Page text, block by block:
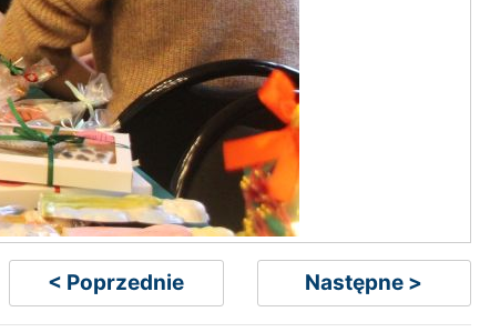
< Poprzednie Następne >